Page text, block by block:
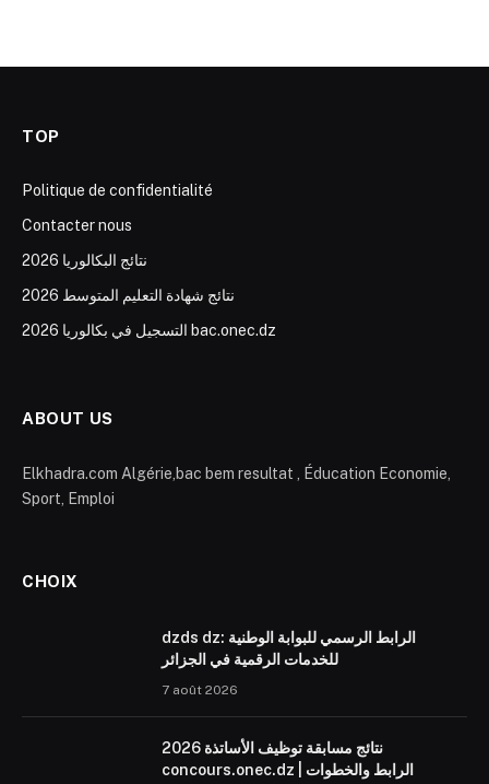
TOP
Politique de confidentialité
Contacter nous
نتائج البكالوريا 2026
نتائج شهادة التعليم المتوسط 2026
التسجيل في بكالوريا 2026 bac.onec.dz
ABOUT US
Elkhadra.com Algérie,bac bem resultat , Éducation Economie,
Sport, Emploi
CHOIX
dzds dz: الرابط الرسمي للبوابة الوطنية
للخدمات الرقمية في الجزائر
7 août 2026
نتائج مسابقة توظيف الأساتذة 2026
concours.onec.dz | الرابط والخطوات